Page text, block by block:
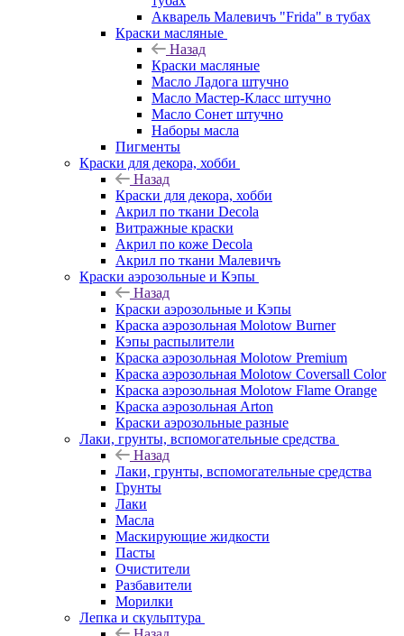
Акварель Малевичъ "Frida" в тубах
Краски масляные
Назад
Краски масляные
Масло Ладога штучно
Масло Мастер-Класс штучно
Масло Сонет штучно
Наборы масла
Пигменты
Краски для декора, хобби
Назад
Краски для декора, хобби
Акрил по ткани Decola
Витражные краски
Акрил по коже Decola
Акрил по ткани Малевичъ
Краски аэрозольные и Кэпы
Назад
Краски аэрозольные и Кэпы
Краска аэрозольная Molotow Burner
Кэпы распылители
Краска аэрозольная Molotow Premium
Краска аэрозольная Molotow Coversall Color
Краска аэрозольная Molotow Flame Orange
Краска аэрозольная Arton
Краски аэрозольные разные
Лаки, грунты, вспомогательные средства
Назад
Лаки, грунты, вспомогательные средства
Грунты
Лаки
Масла
Маскирующие жидкости
Пасты
Очистители
Разбавители
Морилки
Лепка и скульптура